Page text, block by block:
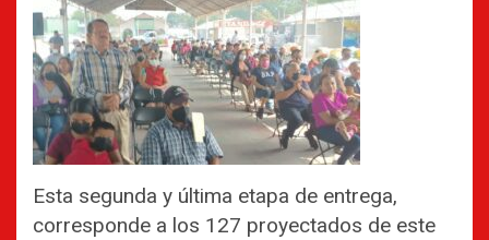
Esta segunda y última etapa de entrega,
corresponde a los 127 proyectados de este